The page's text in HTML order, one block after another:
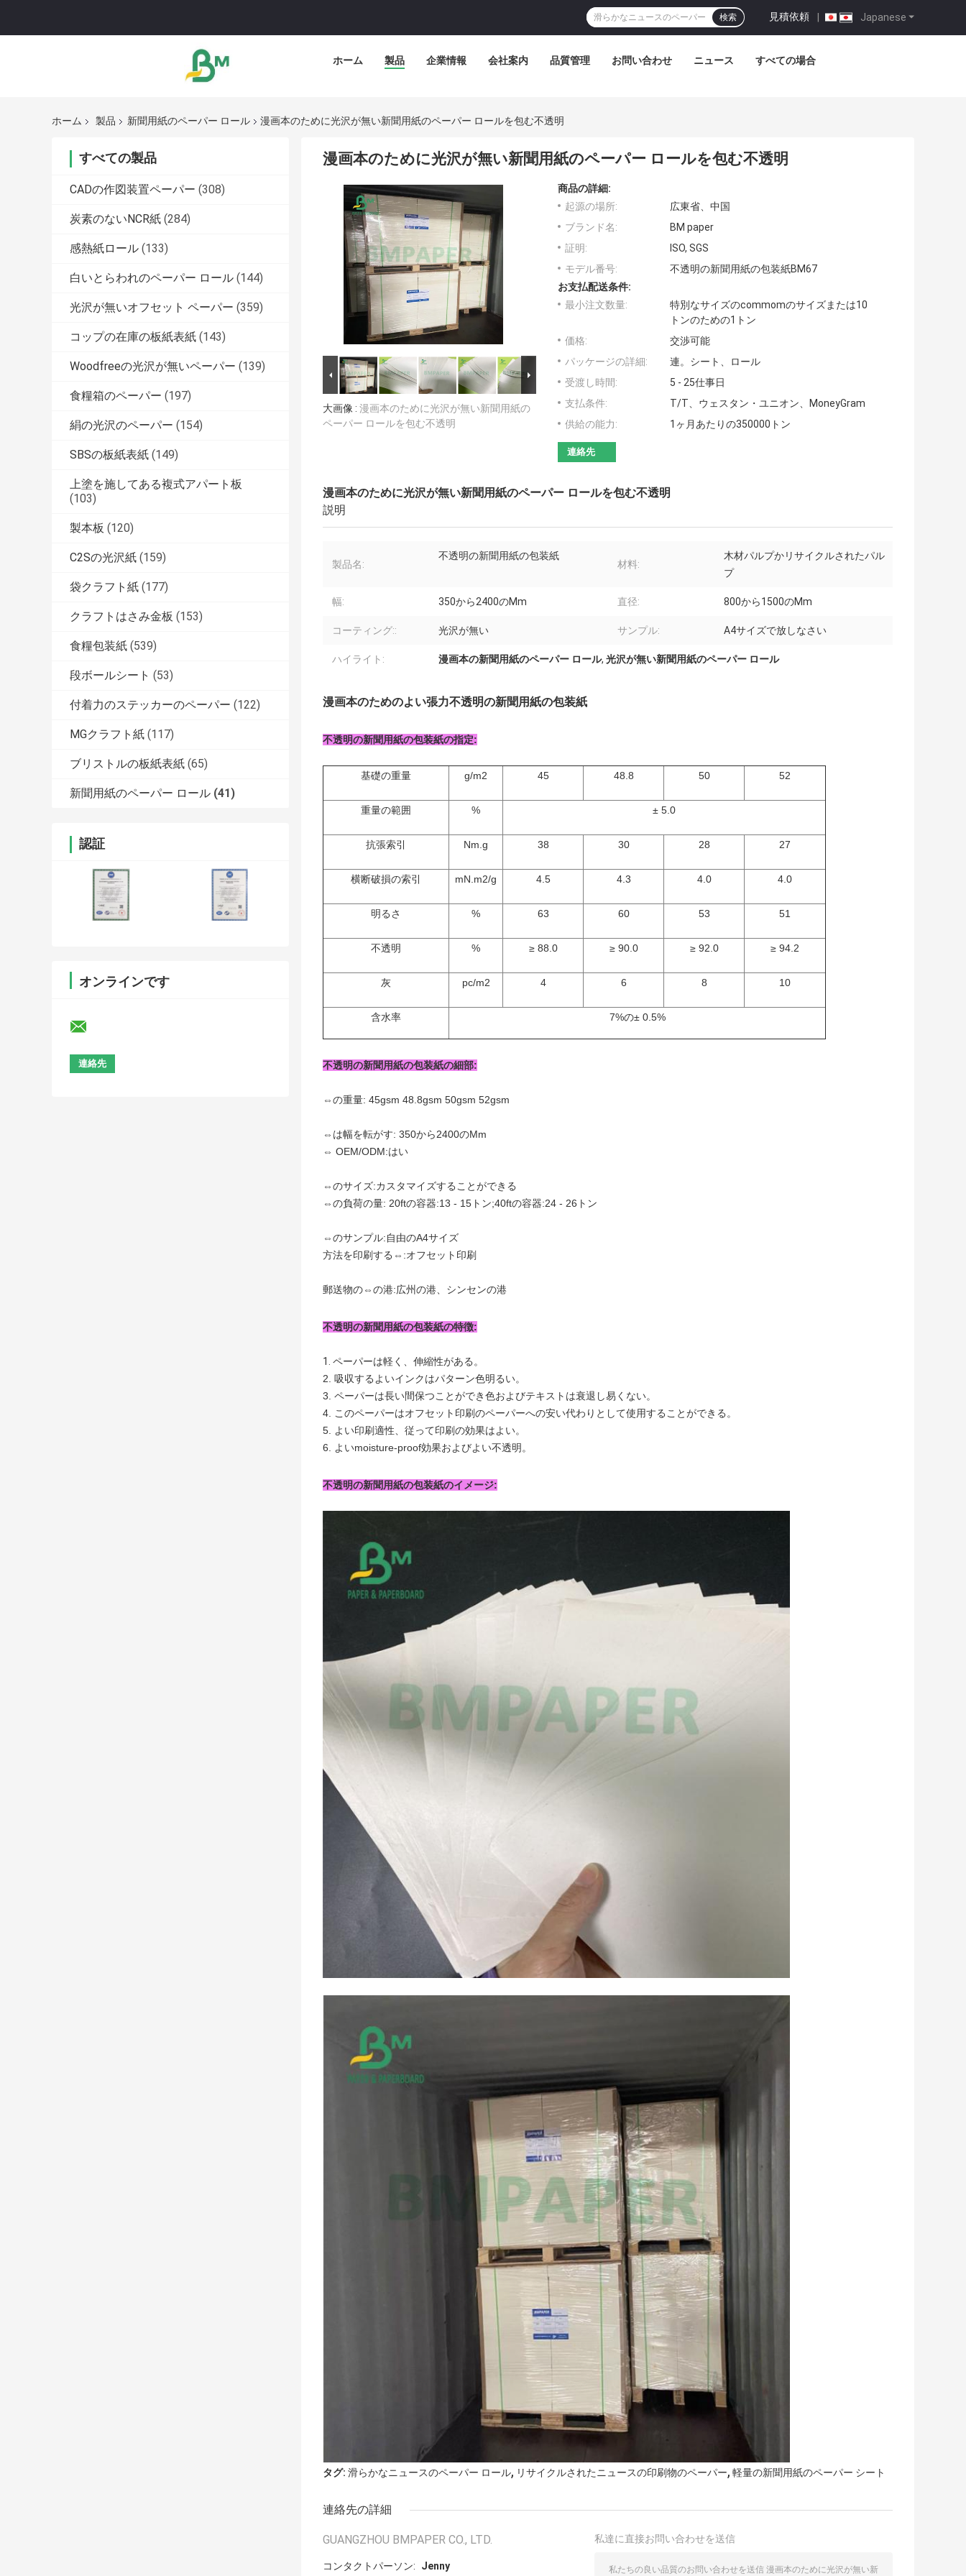
Japanese
見積依頼 |
検索
ホーム 製品 企業情報 会社案内 品質管理 お問い合わせ ニュース すべての場合
ホーム 製品 新聞用紙のペーパー ロール 漫画本のために光沢が無い新聞用紙のペーパー ロールを包む不透明
すべての製品
CADの作図装置ペーパー (308)
炭素のないNCR紙 (284)
感熱紙ロール (133)
白いとらわれのペーパー ロール (144)
光沢が無いオフセット ペーパー (359)
コップの在庫の板紙表紙 (143)
Woodfreeの光沢が無いペーパー (139)
食糧箱のペーパー (197)
絹の光沢のペーパー (154)
SBSの板紙表紙 (149)
上塗を施してある複式アパート板
(103)
製本板 (120)
C2Sの光沢紙 (159)
袋クラフト紙 (177)
クラフトはさみ金板 (153)
食糧包装紙 (539)
段ボールシート (53)
付着力のステッカーのペーパー (122)
MGクラフト紙 (117)
ブリストルの板紙表紙 (65)
新聞用紙のペーパー ロール (41)
認証
オンラインです
漫画本のために光沢が無い新聞用紙のペーパー ロールを包む不透明
大画像 : 漫画本のために光沢が無い新聞用紙の
ペーパー ロールを包む不透明
商品の詳細:
起源の場所:
広東省、中国
ブランド名:
BM paper
証明:
ISO, SGS
モデル番号:
不透明の新聞用紙の包装紙BM67
お支払配送条件:
最小注文数量:
特別なサイズのcommomのサイズまたは10
トンのための1トン
価格:
交渉可能
パッケージの詳細:
連。シート、ロール
受渡し時間:
5 - 25仕事日
支払条件:
T/T、ウェスタン・ユニオン、MoneyGram
供給の能力:
1ヶ月あたりの350000トン
連絡先
漫画本のために光沢が無い新聞用紙のペーパー ロールを包む不透明
説明
製品名:
不透明の新聞用紙の包装紙
材料:
木材パルプかリサイクルされたパル
プ
幅: 350から2400のMm 直径: 800から1500のMm
コーティング:: 光沢が無い サンプル: A4サイズで放しなさい
ハイライト: 漫画本の新聞用紙のペーパー ロール, 光沢が無い新聞用紙のペーパー ロール
漫画本のためのよい張力不透明の新聞用紙の包装紙
不透明の新聞用紙の包装紙の指定:
基礎の重量 g/m2 45 48.8 50 52
重量の範囲 % ± 5.0
抗張索引 Nm.g 38 30 28 27
横断破損の索引 mN.m2/g 4.5 4.3 4.0 4.0
明るさ % 63 60 53 51
不透明 % ≥ 88.0 ≥ 90.0 ≥ 92.0 ≥ 94.2
灰 pc/m2 4 6 8 10
含水率 7%の± 0.5%
不透明の新聞用紙の包装紙の細部:
⇔の重量: 45gsm 48.8gsm 50gsm 52gsm
⇔は幅を転がす: 350から2400のMm
⇔ OEM/ODM:はい
⇔のサイズ:カスタマイズすることができる
⇔の負荷の量: 20ftの容器:13 - 15トン;40ftの容器:24 - 26トン
⇔のサンプル:自由のA4サイズ
方法を印刷する⇔:オフセット印刷
郵送物の⇔の港:広州の港、シンセンの港
不透明の新聞用紙の包装紙の特徴:
1. ペーパーは軽く、伸縮性がある。
2. 吸収するよいインクはパターン色明るい。
3. ペーパーは長い間保つことができ色およびテキストは衰退し易くない。
4. このペーパーはオフセット印刷のペーパーへの安い代わりとして使用することができる。
5. よい印刷適性、従って印刷の効果はよい。
6. よいmoisture-proof効果およびよい不透明。
不透明の新聞用紙の包装紙のイメージ:
タグ: 滑らかなニュースのペーパー ロール, リサイクルされたニュースの印刷物のペーパー, 軽量の新聞用紙のペーパー シート
連絡先の詳細
GUANGZHOU BMPAPER CO., LTD.
コンタクトパーソン: Jenny
私達に直接お問い合わせを送信